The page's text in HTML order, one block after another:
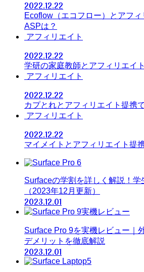
2022.12.22
Ecoflow（エコフロー）とアフ
ASPは？
アフィリエイト
2022.12.22
学研の家庭教師とアフィリエイ
アフィリエイト
2022.12.22
カプとれとアフィリエイト提携
アフィリエイト
2022.12.22
マイメイトとアフィリエイト提
Surfaceの学割を詳しく解説！
（2023年12月更新）
2023.12.01
Surface Pro 9を実機レビュー｜
デメリットを徹底解説
2023.12.01